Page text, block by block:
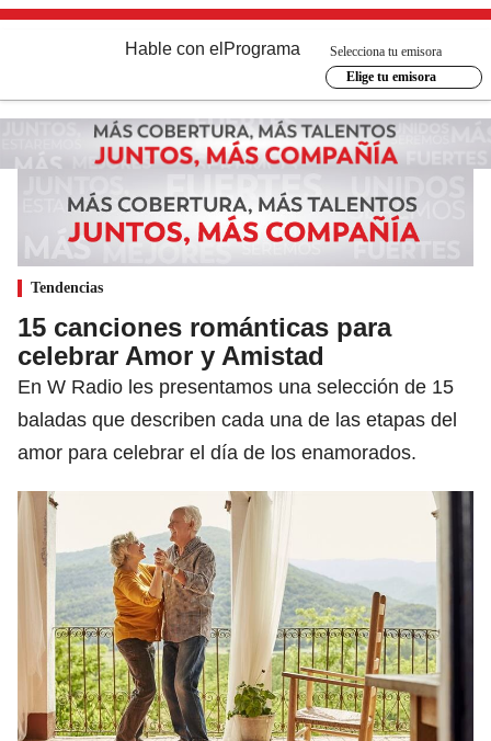
Hable con el Programa
Selecciona tu emisora
Elige tu emisora
Tendencias
15 canciones románticas para
celebrar Amor y Amistad
En W Radio les presentamos una selección de 15
baladas que describen cada una de las etapas del
amor para celebrar el día de los enamorados.